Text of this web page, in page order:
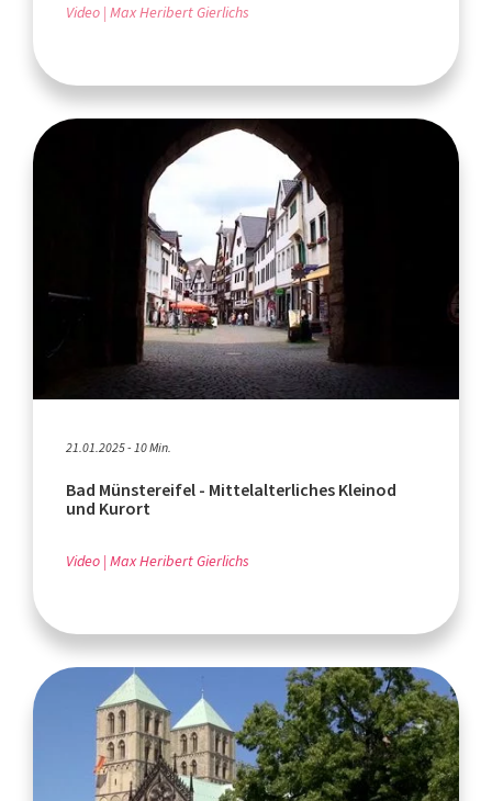
Video Max Heribert Gierlichs
21.01.2025 - 10 Min.
Bad Münstereifel - Mittelalterliches Kleinod
und Kurort
Video Max Heribert Gierlichs